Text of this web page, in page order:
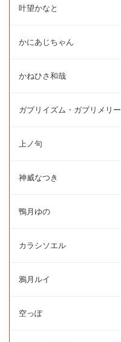
叶望かなと
かにあじちゃん
かねひさ和哉
ガブリイズム・ガブリメリー
上ノ句
神威なつき
鴨月ゆの
カラシソエル
鴉月ルイ
空っぽ